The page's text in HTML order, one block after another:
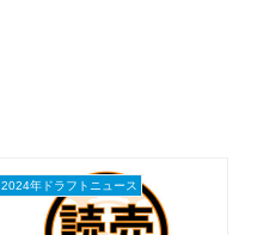
2024年ドラフトニュース